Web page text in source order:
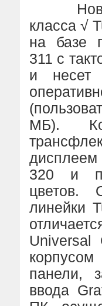
Новая
класса √
на базе
311 с
и
МБ).
320 и
цветов.
линейки
Universal
панели,
ввода